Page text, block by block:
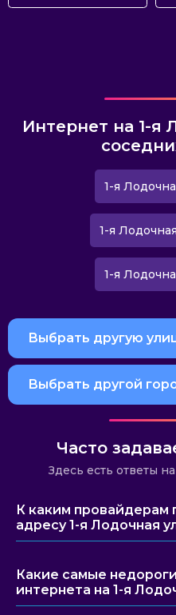
Интернет на 1-я
1-я
1-я
1-я
Выбрать другую
Выбрать другой
Часто
Здесь есть ответы
К каким провайдерам
адресу 1-я Лодочная
Какие самые
интернета на 1-я